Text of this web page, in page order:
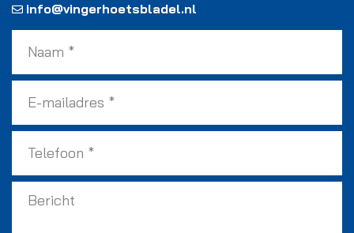
info@vingerhoetsbladel.nl